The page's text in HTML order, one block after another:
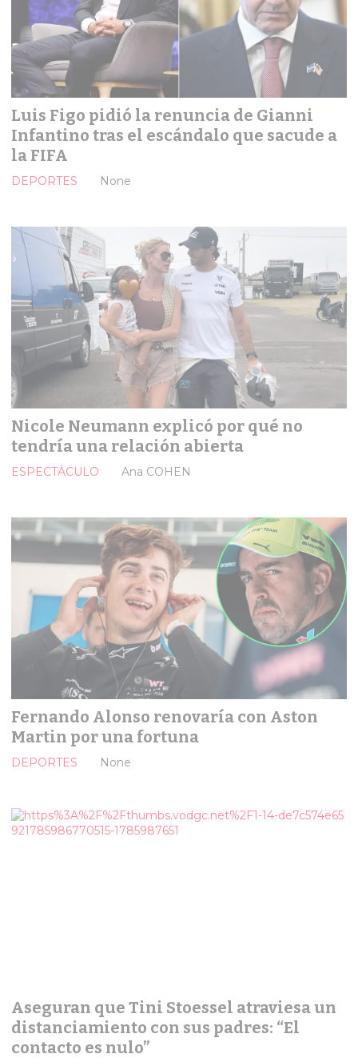
Luis Figo pidió la renuncia de Gianni
Infantino tras el escándalo que sacude a
la FIFA
None
DEPORTES
Nicole Neumann explicó por qué no
tendría una relación abierta
Ana COHEN
ESPECTÁCULO
Fernando Alonso renovaría con Aston
Martin por una fortuna
None
DEPORTES
Aseguran que Tini Stoessel atraviesa un
distanciamiento con sus padres: “El
contacto es nulo”